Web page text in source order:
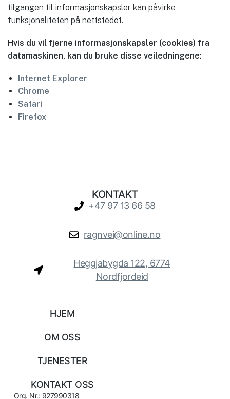
tilgangen til informasjonskapsler kan påvirke
funksjonaliteten på nettstedet.
Hvis du vil fjerne informasjonskapsler (cookies) fra
datamaskinen, kan du bruke disse veiledningene:
Internet Explorer
Chrome
Safari
Firefox
HJEM
OM OSS
TJENESTER
KONTAKT OSS
Org. Nr.: 927990318
KONTAKT
+47 97 13 66 58
ragnvei@online.no
Heggjabygda 122, 6774
Nordfjordeid